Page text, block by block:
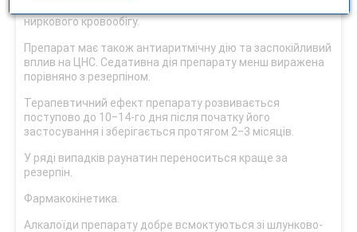
ниркового кровообігу.
Препарат має також антиаритмічну дію та заспокійливий
вплив на ЦНС. Седативна дія препарату менш виражена
порівняно з резерпіном.
Терапевтичний ефект препарату розвивається
поступово до 10‒14-го дня після початку його
застосування і зберігається протягом 2‒3 місяців.
У ряді випадків раунатин переноситься краще за
резерпін.
Фармакокінетика.
Алкалоїди препарату добре всмоктуються зі шлунково-